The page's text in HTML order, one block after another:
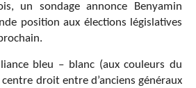
un sondage annonce Benyamin
position aux élections législatives
bleu – blanc (aux couleurs du
droit entre d’anciens généraux